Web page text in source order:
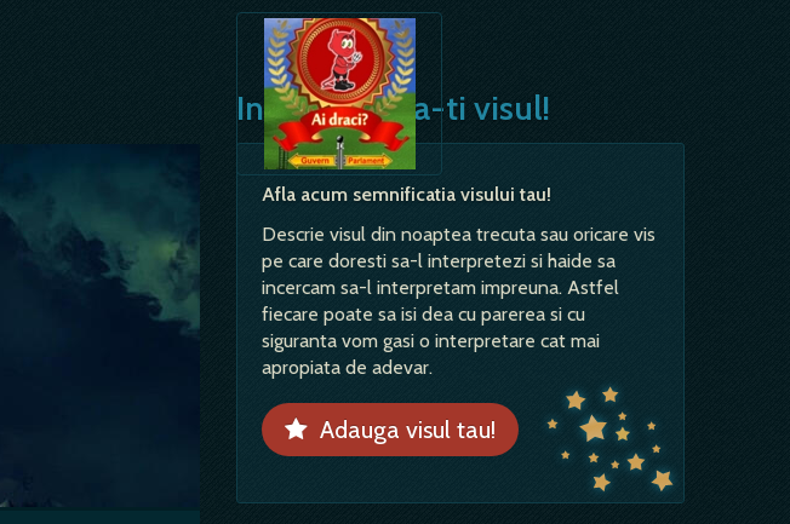
Interpreteaza-ti visul!
Afla acum semnificatia visului tau!
Descrie visul din noaptea trecuta sau oricare vis
pe care doresti sa-l interpretezi si haide sa
incercam sa-l interpretam impreuna. Astfel
fiecare poate sa isi dea cu parerea si cu
siguranta vom gasi o interpretare cat mai
apropiata de adevar.
Adauga visul tau!